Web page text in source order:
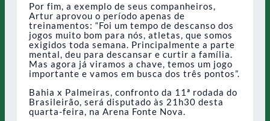
Por fim, a exemplo de seus companheiros,
Artur aprovou o período apenas de
treinamentos: “Foi um tempo de descanso dos
jogos muito bom para nós, atletas, que somos
exigidos toda semana. Principalmente a parte
mental, deu para descansar e curtir a família.
Mas agora já viramos a chave, temos um jogo
importante e vamos em busca dos três pontos”.
Bahia x Palmeiras, confronto da 11ª rodada do
Brasileirão, será disputado às 21h30 desta
quarta-feira, na Arena Fonte Nova.